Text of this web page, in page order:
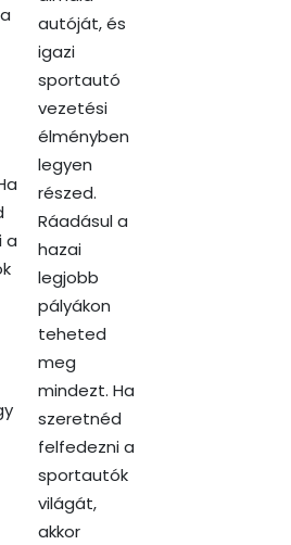
a
autóját, és
igazi
sportautó
vezetési
élményben
legyen
részed.
Ráadásul a
hazai
legjobb
pályákon
teheted
meg
mindezt. Ha
szeretnéd
felfedezni a
sportautók
világát,
akkor